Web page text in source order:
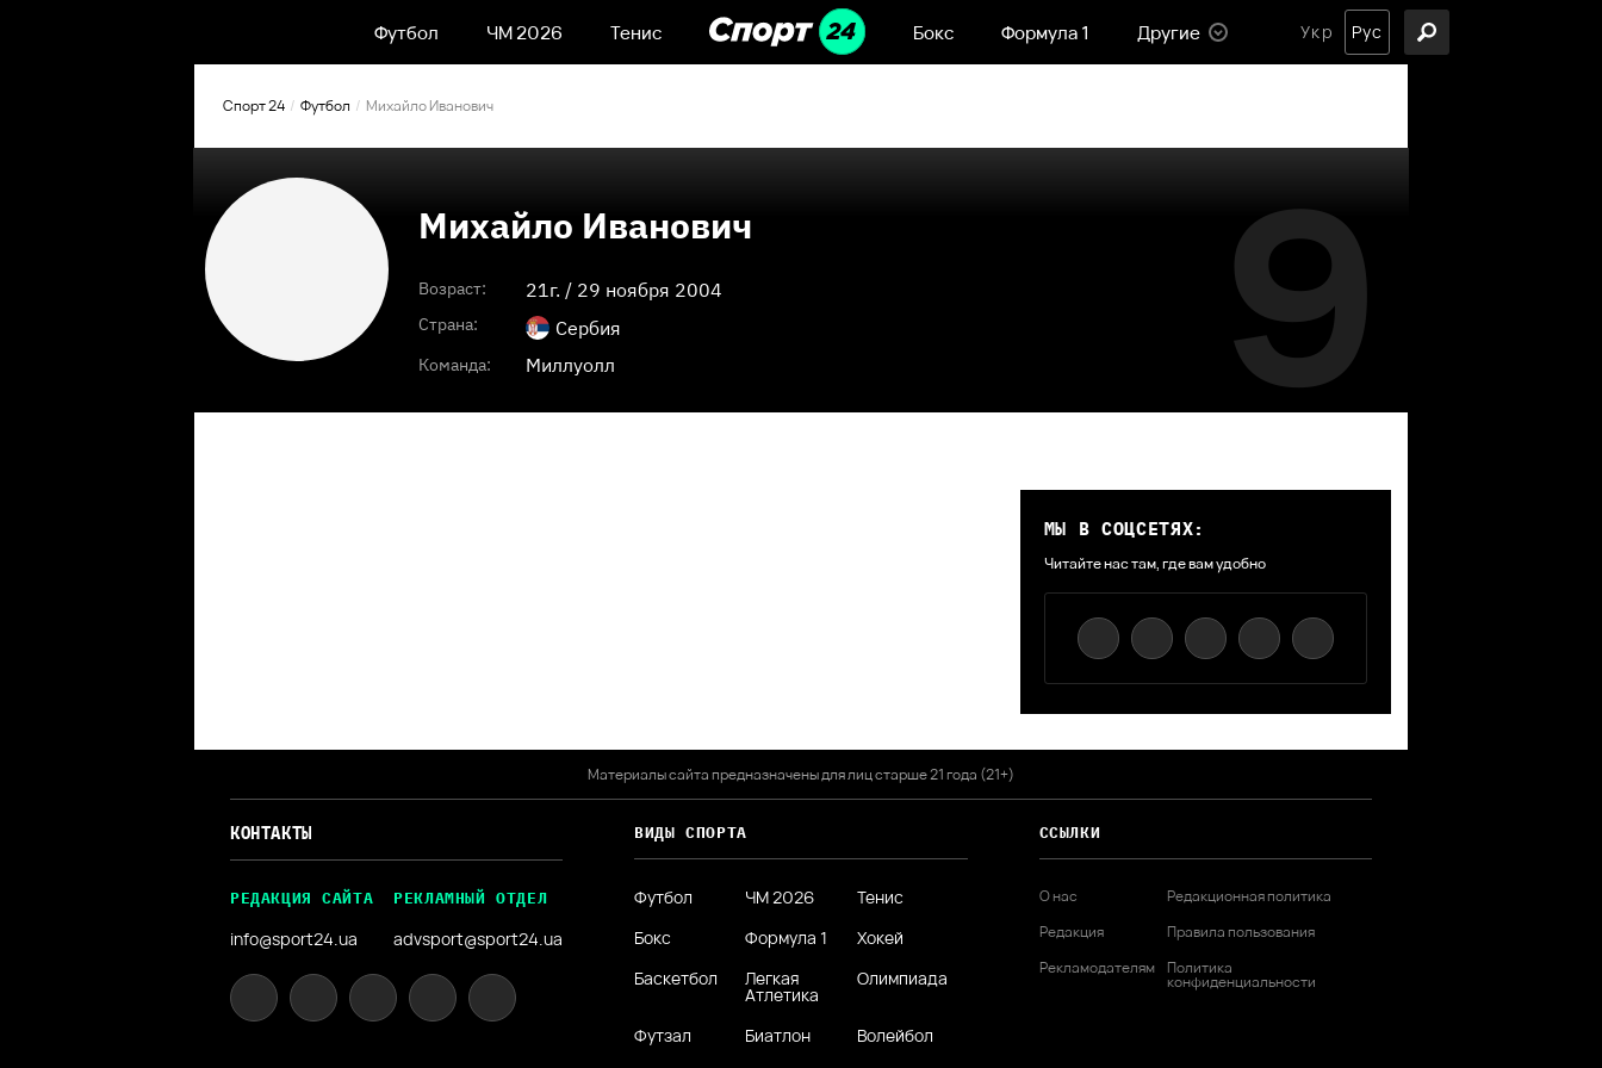
Футбол ЧМ 2026 Тенис Бокс Формула 1 Другие Укр Рус
Спорт 24 Футбол Михайло Иванович
Михайло Иванович
Возраст: 21г. / 29 ноября 2004
Страна: Сербия
Команда: Миллуолл 9
МЫ В СОЦСЕТЯХ:
Читайте нас там, где вам удобно
Материалы сайта предназначены для лиц старше 21 года (21+)
КОНТАКТЫ
РЕДАКЦИЯ САЙТА
info@sport24.ua
РЕКЛАМНЫЙ ОТДЕЛ
advsport@sport24.ua
ВИДЫ СПОРТА
Футбол ЧМ 2026
Тенис
Бокс
Формула 1
Хокей
Баскетбол
Легкая
Атлетика
Олимпиада
Футзал Биатлон
Волейбол
ССЫЛКИ
О нас
Редакция
Рекламодателям
Редакционная политика
Правила пользования
Политика
конфиденциальности